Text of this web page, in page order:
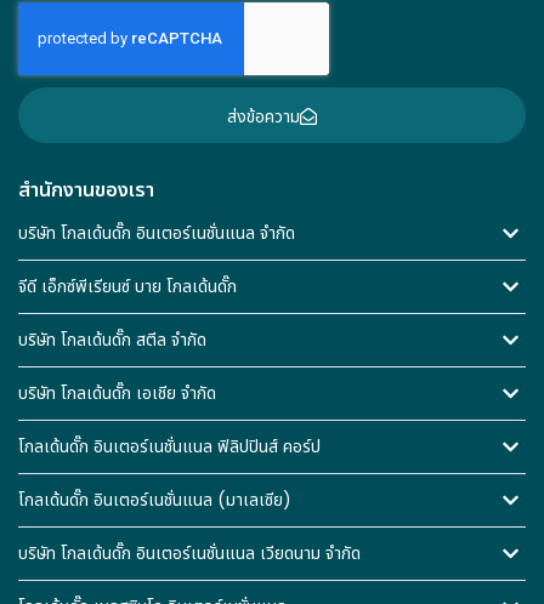
สำนักงานของเรา
บริษัท โกลเด้นดั๊ก อินเตอร์เนชั่นแนล จำกัด
จีดี เอ็กซ์พีเรียนซ์ บาย โกลเด้นดั๊ก
บริษัท โกลเด้นดั๊ก สตีล จำกัด
บริษัท โกลเด้นดั๊ก เอเชีย จำกัด
โกลเด้นดั๊ก อินเตอร์เนชั่นแนล ฟิลิปปินส์ คอร์ป
โกลเด้นดั๊ก อินเตอร์เนชั่นแนล (มาเลเซีย)
บริษัท โกลเด้นดั๊ก อินเตอร์เนชั่นแนล เวียดนาม จำกัด
ส่งข้อความ